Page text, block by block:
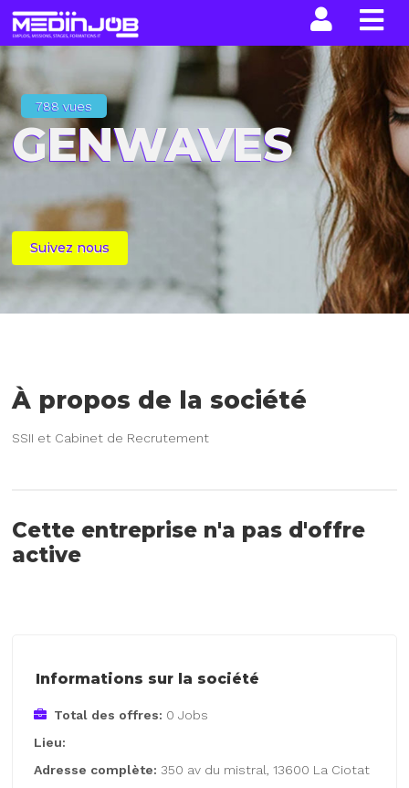
788 vues
GENWAVES
Suivez nous
À propos de la société
SSII et Cabinet de Recrutement
Cette entreprise n'a pas d'offre
active
Informations sur la société
Total des offres: 0 Jobs
Lieu:
Adresse complète: 350 av du mistral, 13600 La Ciotat